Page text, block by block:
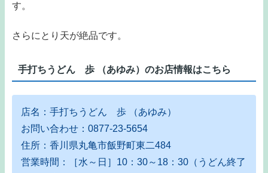
す。
さらにとり天が絶品です。
手打ちうどん 歩 （あゆみ）のお店情報はこちら
店名：手打ちうどん 歩 （あゆみ）
お問い合わせ：0877-23-5654
住所：香川県丸亀市飯野町東二484
営業時間：［水～日］10：30～18：30（うどん終了